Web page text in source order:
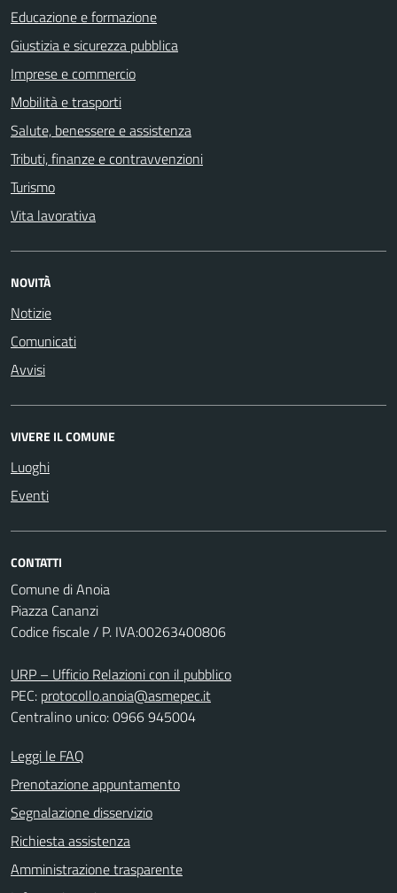
Educazione e formazione
Giustizia e sicurezza pubblica
Imprese e commercio
Mobilità e trasporti
Salute, benessere e assistenza
Tributi, finanze e contravvenzioni
Turismo
Vita lavorativa
NOVITÀ
Notizie
Comunicati
Avvisi
VIVERE IL COMUNE
Luoghi
Eventi
CONTATTI
Comune di Anoia
Piazza Cananzi
Codice fiscale / P. IVA:00263400806
URP – Ufficio Relazioni con il pubblico
PEC: protocollo.anoia@asmepec.it
Centralino unico: 0966 945004
Leggi le FAQ
Prenotazione appuntamento
Segnalazione disservizio
Richiesta assistenza
Amministrazione trasparente